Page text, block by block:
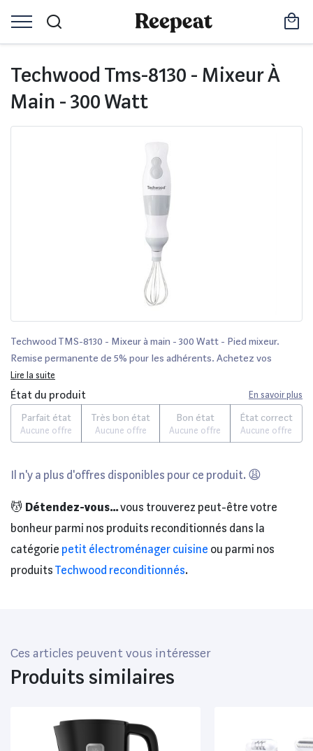
Techwood Tms-8130 - Mixeur À
Main - 300 Watt
Techwood TMS-8130 - Mixeur à main - 300 Watt - Pied mixeur.
Remise permanente de 5% pour les adhérents. Achetez vos
produits en ligne parmi un large choix de marques.
Lire la suite
État du produit En savoir plus
Parfait état
Aucune offre
Très bon état
Aucune offre
Bon état
Aucune offre
État correct
Aucune offre
Il n'y a plus d'offres disponibles pour ce produit. 😩
💆 Détendez-vous...vous trouverez peut-être votre
bonheur parmi nos produits reconditionnés dans la
catégorie petit électroménager cuisine ou parmi nos
produits Techwood reconditionnés.
Ces articles peuvent vous intéresser
Produits similaires